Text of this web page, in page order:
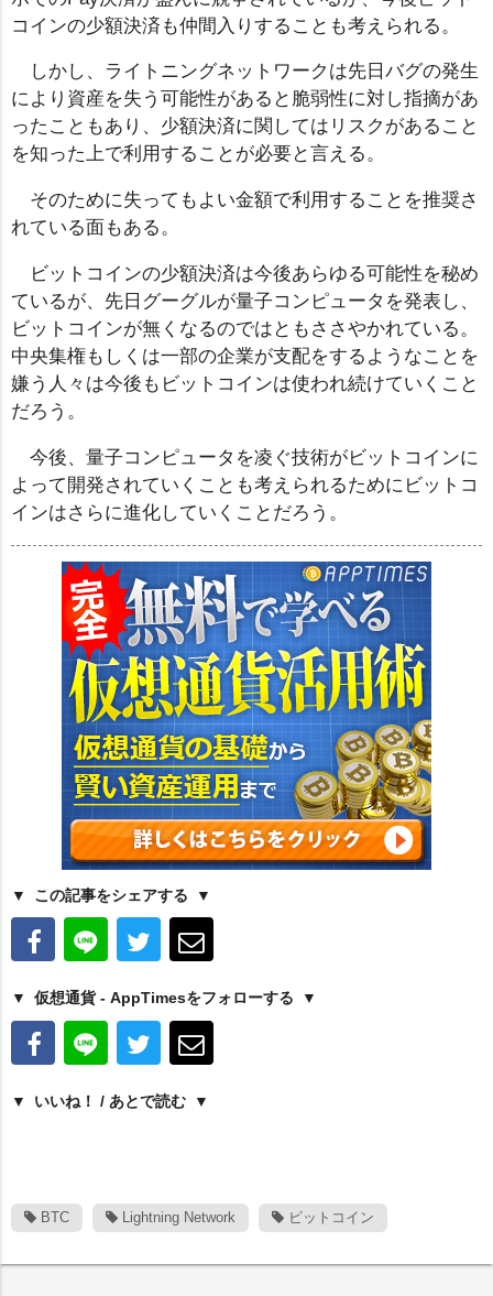
コインの少額決済も仲間入りすることも考えられる。
しかし、ライトニングネットワークは先日バグの発生
により資産を失う可能性があると脆弱性に対し指摘があ
ったこともあり、少額決済に関してはリスクがあること
を知った上で利用することが必要と言える。
そのために失ってもよい金額で利用することを推奨さ
れている面もある。
ビットコインの少額決済は今後あらゆる可能性を秘め
ているが、先日グーグルが量子コンピュータを発表し、
ビットコインが無くなるのではともささやかれている。
中央集権もしくは一部の企業が支配をするようなことを
嫌う人々は今後もビットコインは使われ続けていくこと
だろう。
今後、量子コンピュータを凌ぐ技術がビットコインに
よって開発されていくことも考えられるためにビットコ
インはさらに進化していくことだろう。
この記事をシェアする
仮想通貨 - AppTimesをフォローする
いいね！ / あとで読む
BTC Lightning Network ビットコイン